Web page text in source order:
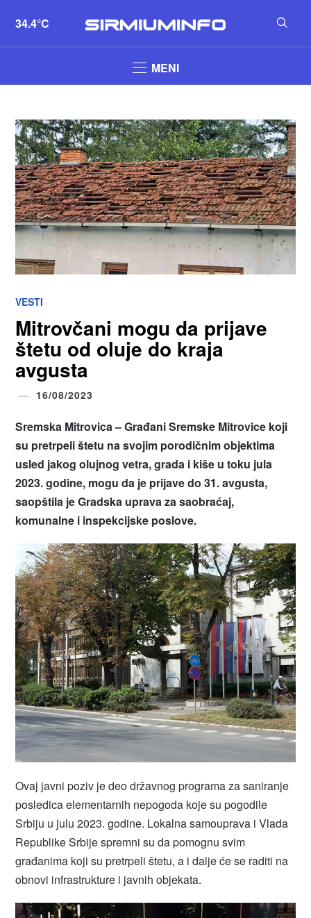
34.4°C
MENI
VESTI
Mitrovčani mogu da prijave
štetu od oluje do kraja
avgusta
16/08/2023
Sremska Mitrovica – Građani Sremske Mitrovice koji
su pretrpeli štetu na svojim porodičnim objektima
usled jakog olujnog vetra, grada i kiše u toku jula
2023. godine, mogu da je prijave do 31. avgusta,
saopštila je Gradska uprava za saobraćaj,
komunalne i inspekcijske poslove.
Ovaj javni poziv je deo državnog programa za saniranje
posledica elementarnih nepogoda koje su pogodile
Srbiju u julu 2023. godine. Lokalna samouprava i Vlada
Republike Srbije spremni su da pomognu svim
građanima koji su pretrpeli štetu, a i dalje će se raditi na
obnovi infrastrukture i javnih objekata.